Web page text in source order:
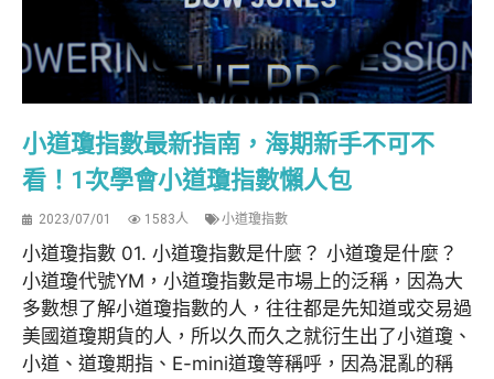
小道瓊指數最新指南，海期新手不可不
看！1次學會小道瓊指數懶人包
2023/07/01 1583人 小道瓊指數
小道瓊指數 01. 小道瓊指數是什麼？ 小道瓊是什麼？
小道瓊代號YM，小道瓊指數是市場上的泛稱，因為大
多數想了解小道瓊指數的人，往往都是先知道或交易過
美國道瓊期貨的人，所以久而久之就衍生出了小道瓊、
小道、道瓊期指、E-mini道瓊等稱呼，因為混亂的稱